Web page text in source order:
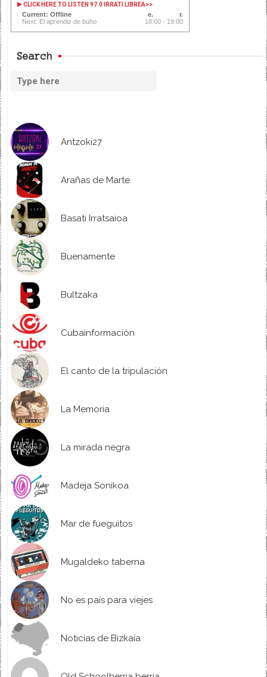
CLICK HERE TO LISTEN 97.0 IRRATI LIBREA>>
Current: Offline
Next: El aprendiz de buho
18:00 - 19:00
Search
Antzoki27
Arañas de Marte
Basati Irratsaioa
Buenamente
Bultzaka
Cubainformación
El canto de la tripulación
La Memoria
La mirada negra
Madeja Sonikoa
Mar de fueguitos
Mugaldeko taberna
No es país para viejes
Noticias de Bizkaia